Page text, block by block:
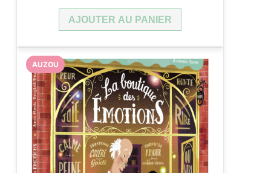
AJOUTER AU PANIER
AUZOU